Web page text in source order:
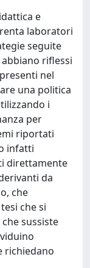
e
laboratori
seguite
riflessi
nel
una politica
i
per
riportati
infatti
direttamente
da
che
che si
sussiste
richiedano